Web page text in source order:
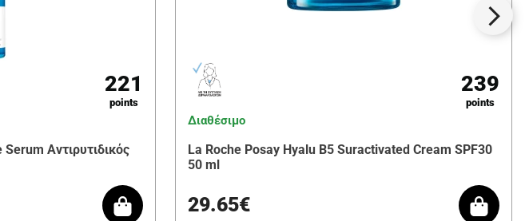
221
points
Αντιρυτιδικός
239
points
Διαθέσιμο
La Roche Posay Hyalu B5 Suractivated Cream SPF30
50 ml
29.65€